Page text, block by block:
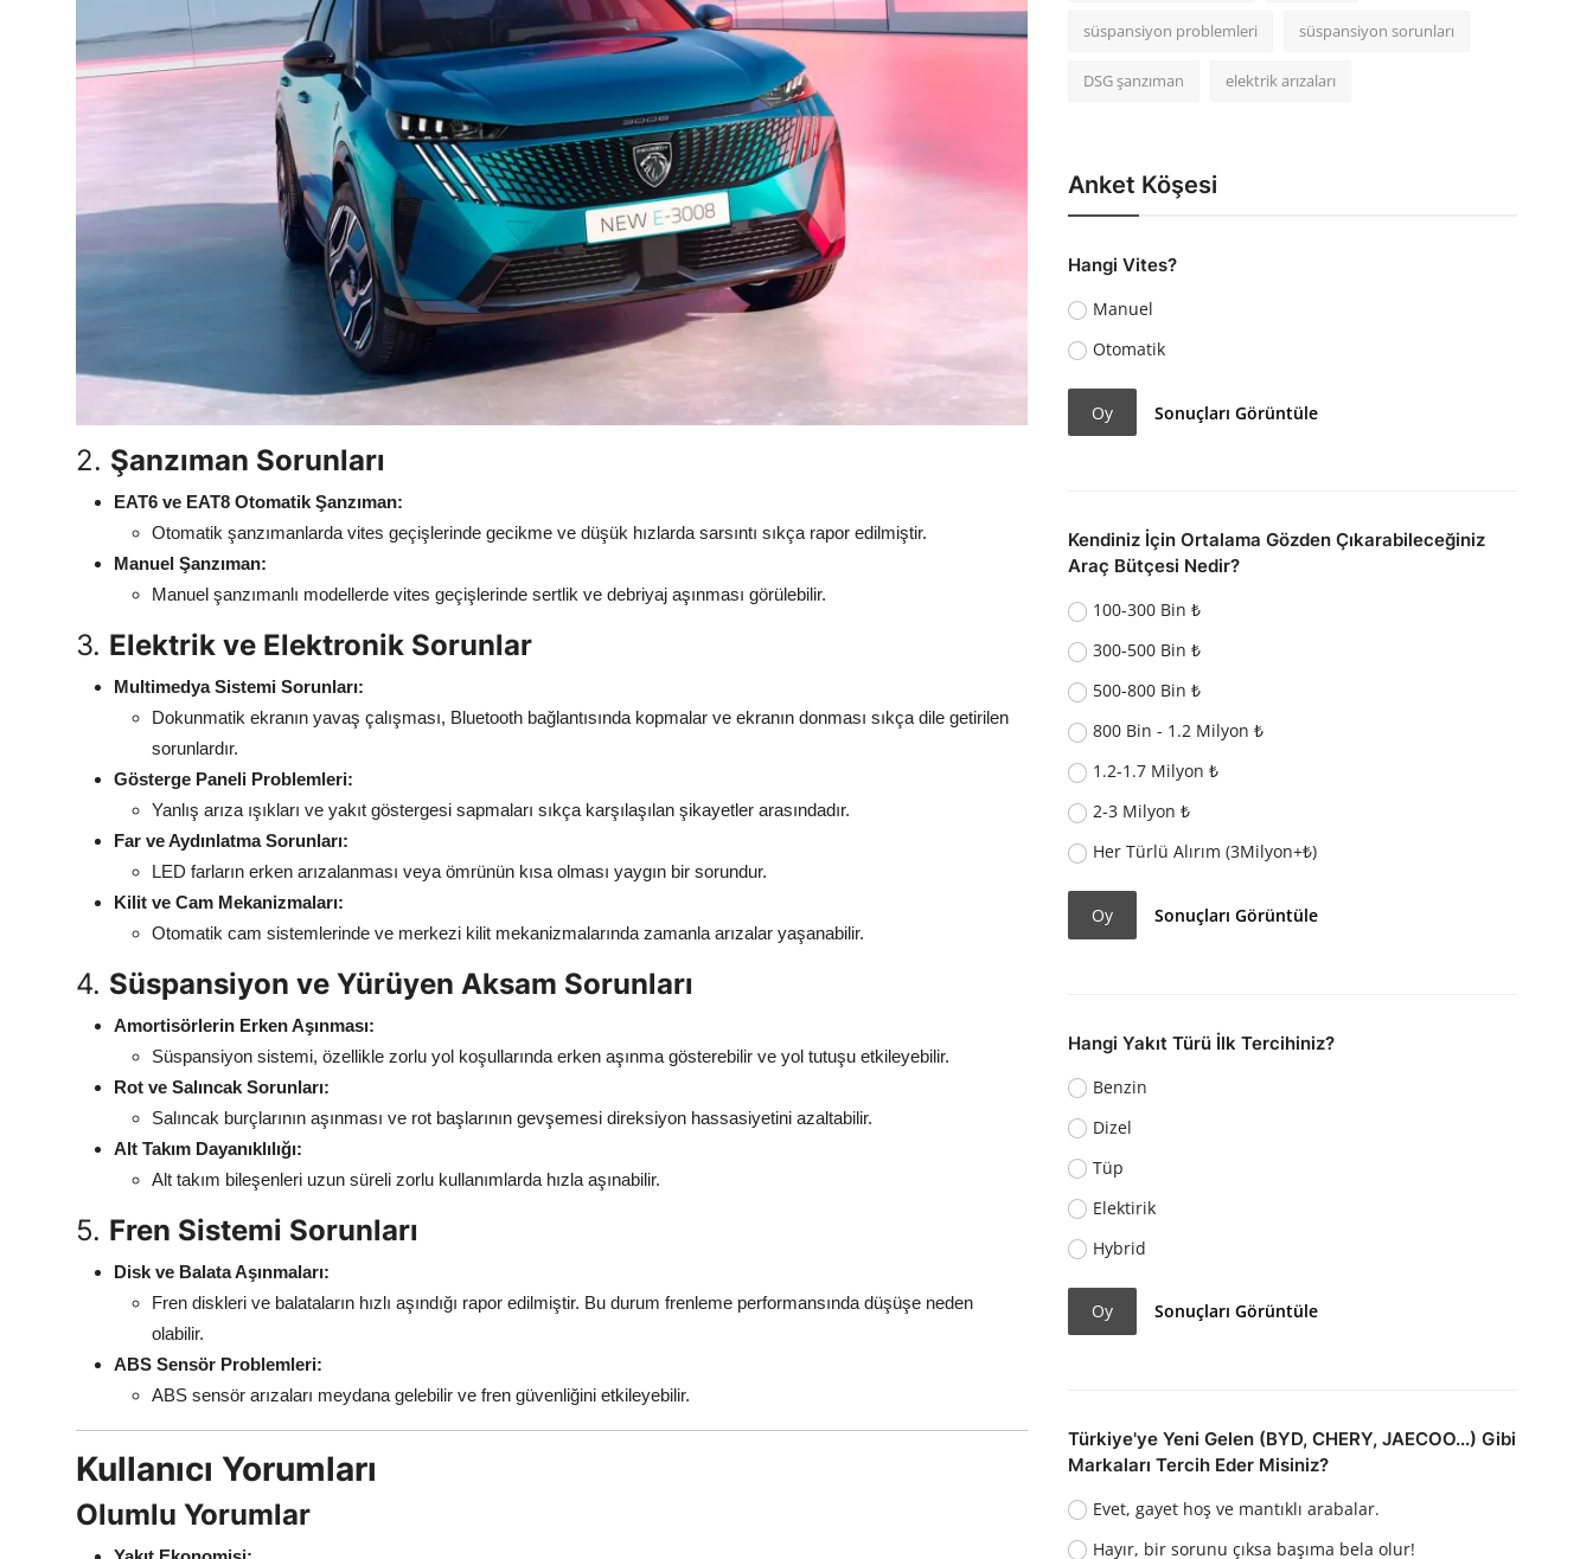
2. Şanzıman Sorunları
EAT6 ve EAT8 Otomatik Şanzıman:
Otomatik şanzımanlarda vites geçişlerinde gecikme ve düşük hızlarda sarsıntı sıkça rapor edilmiştir.
Manuel Şanzıman:
Manuel şanzımanlı modellerde vites geçişlerinde sertlik ve debriyaj aşınması görülebilir.
3. Elektrik ve Elektronik Sorunlar
Multimedya Sistemi Sorunları:
Dokunmatik ekranın yavaş çalışması, Bluetooth bağlantısında kopmalar ve ekranın donması sıkça dile getirilen
sorunlardır.
Gösterge Paneli Problemleri:
Yanlış arıza ışıkları ve yakıt göstergesi sapmaları sıkça karşılaşılan şikayetler arasındadır.
Far ve Aydınlatma Sorunları:
LED farların erken arızalanması veya ömrünün kısa olması yaygın bir sorundur.
Kilit ve Cam Mekanizmaları:
Otomatik cam sistemlerinde ve merkezi kilit mekanizmalarında zamanla arızalar yaşanabilir.
4. Süspansiyon ve Yürüyen Aksam Sorunları
Amortisörlerin Erken Aşınması:
Süspansiyon sistemi, özellikle zorlu yol koşullarında erken aşınma gösterebilir ve yol tutuşu etkileyebilir.
Rot ve Salıncak Sorunları:
Salıncak burçlarının aşınması ve rot başlarının gevşemesi direksiyon hassasiyetini azaltabilir.
Alt Takım Dayanıklılığı:
Alt takım bileşenleri uzun süreli zorlu kullanımlarda hızla aşınabilir.
5. Fren Sistemi Sorunları
Disk ve Balata Aşınmaları:
Fren diskleri ve balataların hızlı aşındığı rapor edilmiştir. Bu durum frenleme performansında düşüşe neden
olabilir.
ABS Sensör Problemleri:
ABS sensör arızaları meydana gelebilir ve fren güvenliğini etkileyebilir.
Kullanıcı Yorumları
Olumlu Yorumlar
süspansiyon problemleri süspansiyon sorunları
DSG şanzıman elektrik arızaları
Anket Köşesi
Hangi Vites?
Manuel
Otomatik
Oy Sonuçları Görüntüle
Kendiniz İçin Ortalama Gözden Çıkarabileceğiniz
Araç Bütçesi Nedir?
100-300 Bin ₺
300-500 Bin ₺
500-800 Bin ₺
800 Bin - 1.2 Milyon ₺
1.2-1.7 Milyon ₺
2-3 Milyon ₺
Her Türlü Alırım (3Milyon+₺)
Oy Sonuçları Görüntüle
Hangi Yakıt Türü İlk Tercihiniz?
Benzin
Dizel
Tüp
Elektirik
Hybrid
Oy Sonuçları Görüntüle
Türkiye'ye Yeni Gelen (BYD, CHERY, JAECOO...) Gibi
Markaları Tercih Eder Misiniz?
Evet, gayet hoş ve mantıklı arabalar.
Hayır, bir sorunu çıksa başıma bela olur!